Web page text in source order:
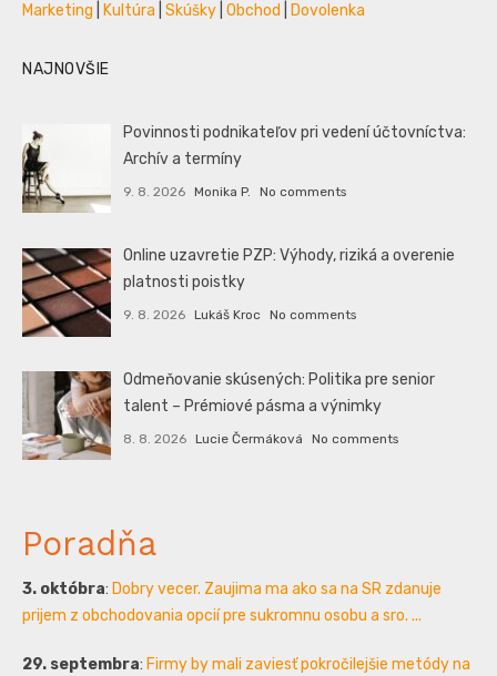
Marketing
Kultúra Skúšky Obchod Dovolenka
NAJNOVŠIE
Povinnosti podnikateľov pri vedení účtovníctva:
Archív a termíny
9. 8. 2026 Monika P. No comments
Online uzavretie PZP: Výhody, riziká a overenie
platnosti poistky
9. 8. 2026 Lukáš Kroc No comments
Odmeňovanie skúsených: Politika pre senior
talent – Prémiové pásma a výnimky
8. 8. 2026 Lucie Čermáková No comments
Poradňa
3. októbra: Dobry vecer. Zaujima ma ako sa na SR zdanuje
prijem z obchodovania opcií pre sukromnu osobu a sro. ...
29. septembra: Firmy by mali zaviesť pokročilejšie metódy na